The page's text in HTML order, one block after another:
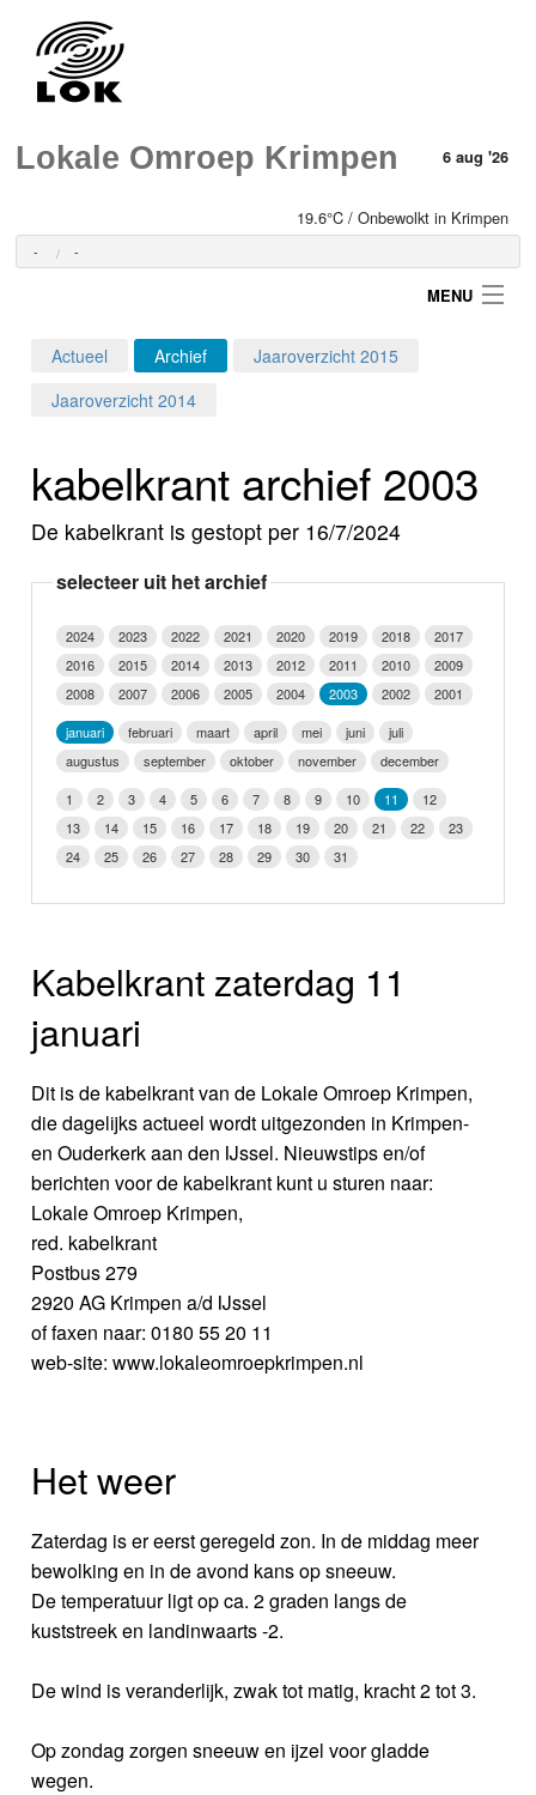
Lokale Omroep Krimpen 6 aug '26
19.6°C / Onbewolkt in Krimpen
- -
MENU
Programma's
Video
Webcam
Info
Actueel Archief
Jaaroverzicht 2015
Jaaroverzicht 2014
kabelkrant archief 2003
De kabelkrant is gestopt per 16/7/2024
selecteer uit het archief
2024 2023 2022 2021 2020 2019 2018
2017
2016
2015 2014 2013 2012 2011 2010
2009
2008
2007 2006 2005 2004 2003 2002
2001
januari
februari maart april mei juni
juli
augustus
september oktober november
december
1
2 3 4 5 6 7 8 9 10 11
12
13
14 15 16 17 18 19 20 21 22
23
24
25 26 27 28 29 30 31
Kabelkrant zaterdag 11
januari
Dit is de kabelkrant van de Lokale Omroep Krimpen,
die dagelijks actueel wordt uitgezonden in Krimpen-
en Ouderkerk aan den IJssel. Nieuwstips en/of
berichten voor de kabelkrant kunt u sturen naar:
Lokale Omroep Krimpen,
red. kabelkrant
Postbus 279
2920 AG Krimpen a/d IJssel
of faxen naar: 0180 55 20 11
web-site: www.lokaleomroepkrimpen.nl
Het weer
Zaterdag is er eerst geregeld zon. In de middag meer
bewolking en in de avond kans op sneeuw.
De temperatuur ligt op ca. 2 graden langs de
kuststreek en landinwaarts -2.
De wind is veranderlijk, zwak tot matig, kracht 2 tot 3.
Op zondag zorgen sneeuw en ijzel voor gladde
wegen.